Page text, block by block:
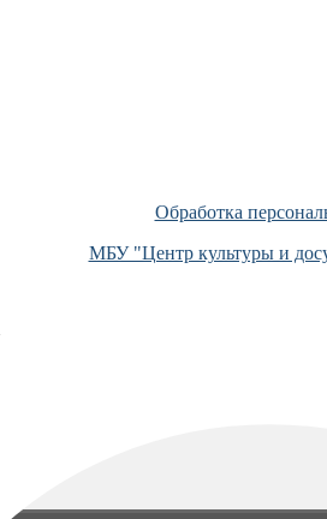
Обработка
МБУ "Центр культуры и